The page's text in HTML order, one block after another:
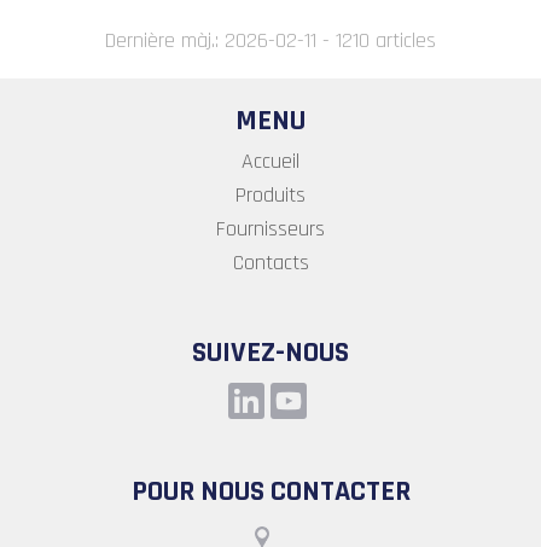
Dernière màj.: 2026-02-11 - 1210 articles
MENU
Accueil
Produits
Fournisseurs
Contacts
SUIVEZ-NOUS
POUR NOUS CONTACTER